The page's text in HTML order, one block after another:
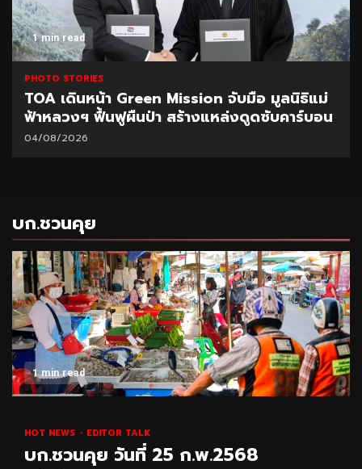
1 min read
PHOTO STORIES
TOA เดินหน้า Green Mission จับมือ มูลนิธิแม่
ฟ้าหลวงฯ ฟื้นฟูผืนป่า สร้างแหล่งดูดซับคาร์บอน
04/08/2026
บก.ชวนคุย
1 min read
HOT NEWS EDITOR TALK
บก.ชวนคุย วันที่ 25 ก.พ.2568